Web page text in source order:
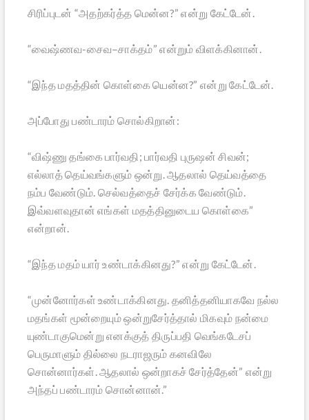
சிரிப்புடன் “அதற்கர்த்த மென்ன?” என்று கேட்டேன்.
“வைஷ்ணவ-சைவ–சாக்தம்” என்றும் விளக்கினான்.
“இந்த மதத்தின் கொள்கை யென்ன?” என்று கேட்டேன்.
அப்போது பண்டாரம் சொல்கிறான்:
“விஷ்ணு தங்கை பார்வதி; பார்வதி புருஷன் சிவன்;
எல்லாத் தெய்வங்களும் ஒன்று. ஆதலால் தெய்வத்தை
நம்ப வேண்டும். செல்வத்தைச் சேர்க்க வேண்டும்.
இவ்வளவுதான் எங்கள் மதத்தினுடைய கொள்கை”
என்றான்.
“இந்த மதம் யார் உண்டாக்கினது?” என்று கேட்டேன்.
“முன்னோர்கள் உண்டாக்கினது. தனித்தனியாகவே நல்ல
மதங்கள் மூன்றையும் ஒன்றுசேர்த்தால் மிகவும் நன்மை
யுண்டாகுமென்று எனக்குத் திருப்பதி வெங்கடேசப்
பெருமாளும் தில்லை நடராஜரும் கனவிலே
சொன்னார்கள். ஆதலால் ஒன்றாகச் சேர்த்தேன்” என்று
அந்தப் பண்டாரம் சொன்னான்.”